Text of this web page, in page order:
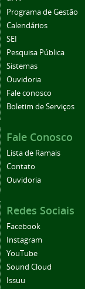
Programa de Gestão
Calendários
SEI
Pesquisa Pública
Sistemas
Ouvidoria
Fale conosco
Boletim de Serviços
Fale Conosco
Lista de Ramais
Contato
Ouvidoria
Redes Sociais
Facebook
Instagram
YouTube
Sound Cloud
Issuu